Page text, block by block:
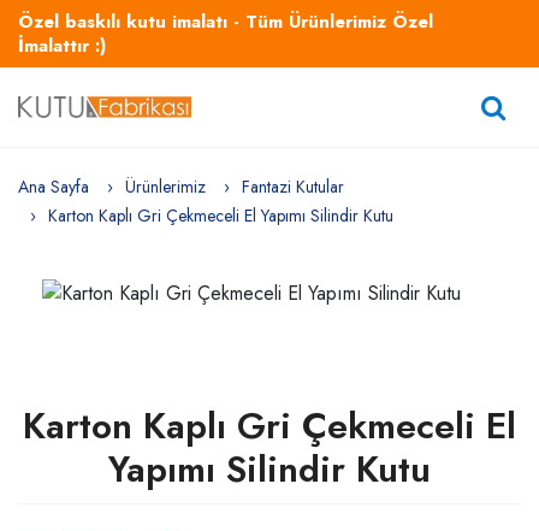
Özel baskılı kutu imalatı - Tüm Ürünlerimiz Özel
İmalattır :)
Ana Sayfa Ürünlerimiz
Fantazi Kutular
Karton Kaplı Gri Çekmeceli El Yapımı Silindir Kutu
Karton Kaplı Gri Çekmeceli El
Yapımı Silindir Kutu